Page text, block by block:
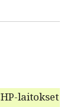
laitok­set